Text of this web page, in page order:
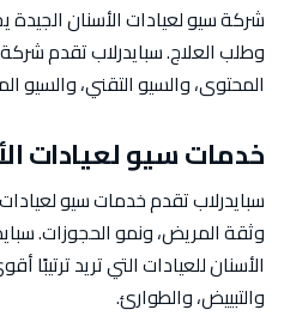
شركة سيو لعيادات الأسنان
وطلب العلاج. سبايدرلاب تقدم
المحتوى، والسيو التقني، والسيو
خدمات سيو لعيادات
سبايدرلاب تقدم خدمات سيو
وثقة المريض، ونمو الحجوزات.
الأسنان للعيادات التي تريد ترتيبًا
والتبييض، والطوارئ.